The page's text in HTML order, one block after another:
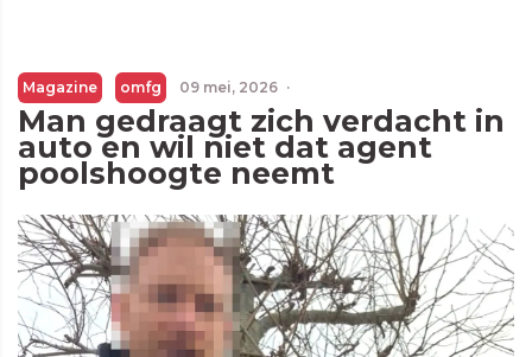
Magazine omfg 09 mei, 2026 ·
Man gedraagt zich verdacht in
auto en wil niet dat agent
poolshoogte neemt